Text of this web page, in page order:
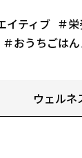
イティブ ＃
＃おうちごは
ウェルネ